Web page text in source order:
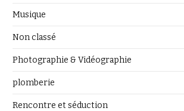
Musique
Non classé
Photographie & Vidéographie
plomberie
Rencontre et séduction